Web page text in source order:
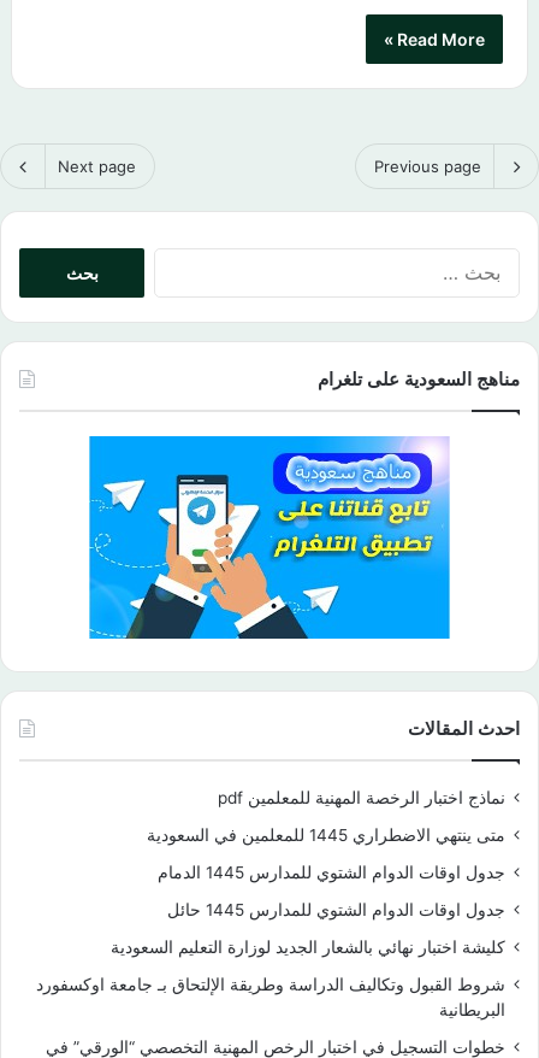
Read More »
Previous page
Next page
مناهج السعودية على تلغرام
احدث المقالات
نماذج اختبار الرخصة المهنية للمعلمين pdf
متى ينتهي الاضطراري 1445 للمعلمين في السعودية
جدول اوقات الدوام الشتوي للمدارس 1445 الدمام
جدول اوقات الدوام الشتوي للمدارس 1445 حائل
كليشة اختبار نهائي بالشعار الجديد لوزارة التعليم السعودية
شروط القبول وتكاليف الدراسة وطريقة الإلتحاق بـ جامعة اوكسفورد
البريطانية
خطوات التسجيل في اختبار الرخص المهنية التخصصي “الورقي” في